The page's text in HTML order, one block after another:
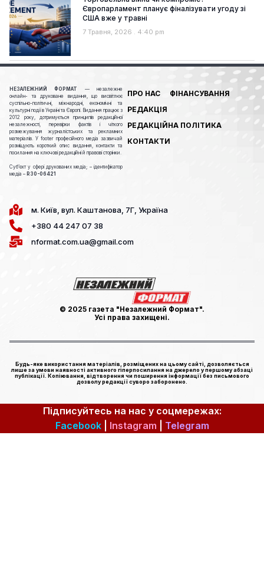
Європарламент планує фіналізувати угоду зі
США вже у травні
7 Травня, 2026 4:40 pm
НЕЗАЛЕЖНИЙ ФОРМАТ
— незалежне
онлайн- та друковане видання, що висвітлює
суспільно-політичні, міжнародні, економічні та
культурні події в Україні та Європі. Видання працює з
2012 року, дотримується принципів редакційної
незалежності, перевірки фактів і чіткого
розмежування журналістських та рекламних
матеріалів. У footer професійного медіа зазвичай
розміщують короткий опис видання, контакти та
посилання на ключові редакційні й правові сторінки.
Cуб’єкт у сфері друкованих медіа; – ідентифікатор
медіа – R30-06421
ПРО НАС
ФІНАНСУВАННЯ
РЕДАКЦІЯ
РЕДАКЦІЙНА ПОЛІТИКА
КОНТАКТИ
м. Київ, вул. Каштанова, 7Г, Україна
+380 44 247 07 38
nformat.com.ua@gmail.com
© 2025 газета "Незалежний Формат".
Усі права захищені.
Будь-яке використання матеріалів, розміщених на цьому сайті, дозволяється
лише за умови наявності активного гіперпосилання на джерело у першому абзаці
публікації. Копіювання, відтворення чи поширення інформації без письмового
дозволу редакції суворо заборонено.
Підписуйтесь на нас у соцмережах:
Facebook| Instagram Telegram